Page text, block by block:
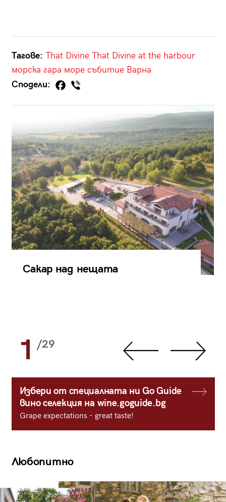
Тагове: That Divine That Divine at the harbour
морска гара море събитие Варна
Сподели:
Сакар над нещата
1 /29
Избери от специалната ни Go Guide
вино селекция на wine.goguide.bg
Grape expectations - great taste!
Любопитно